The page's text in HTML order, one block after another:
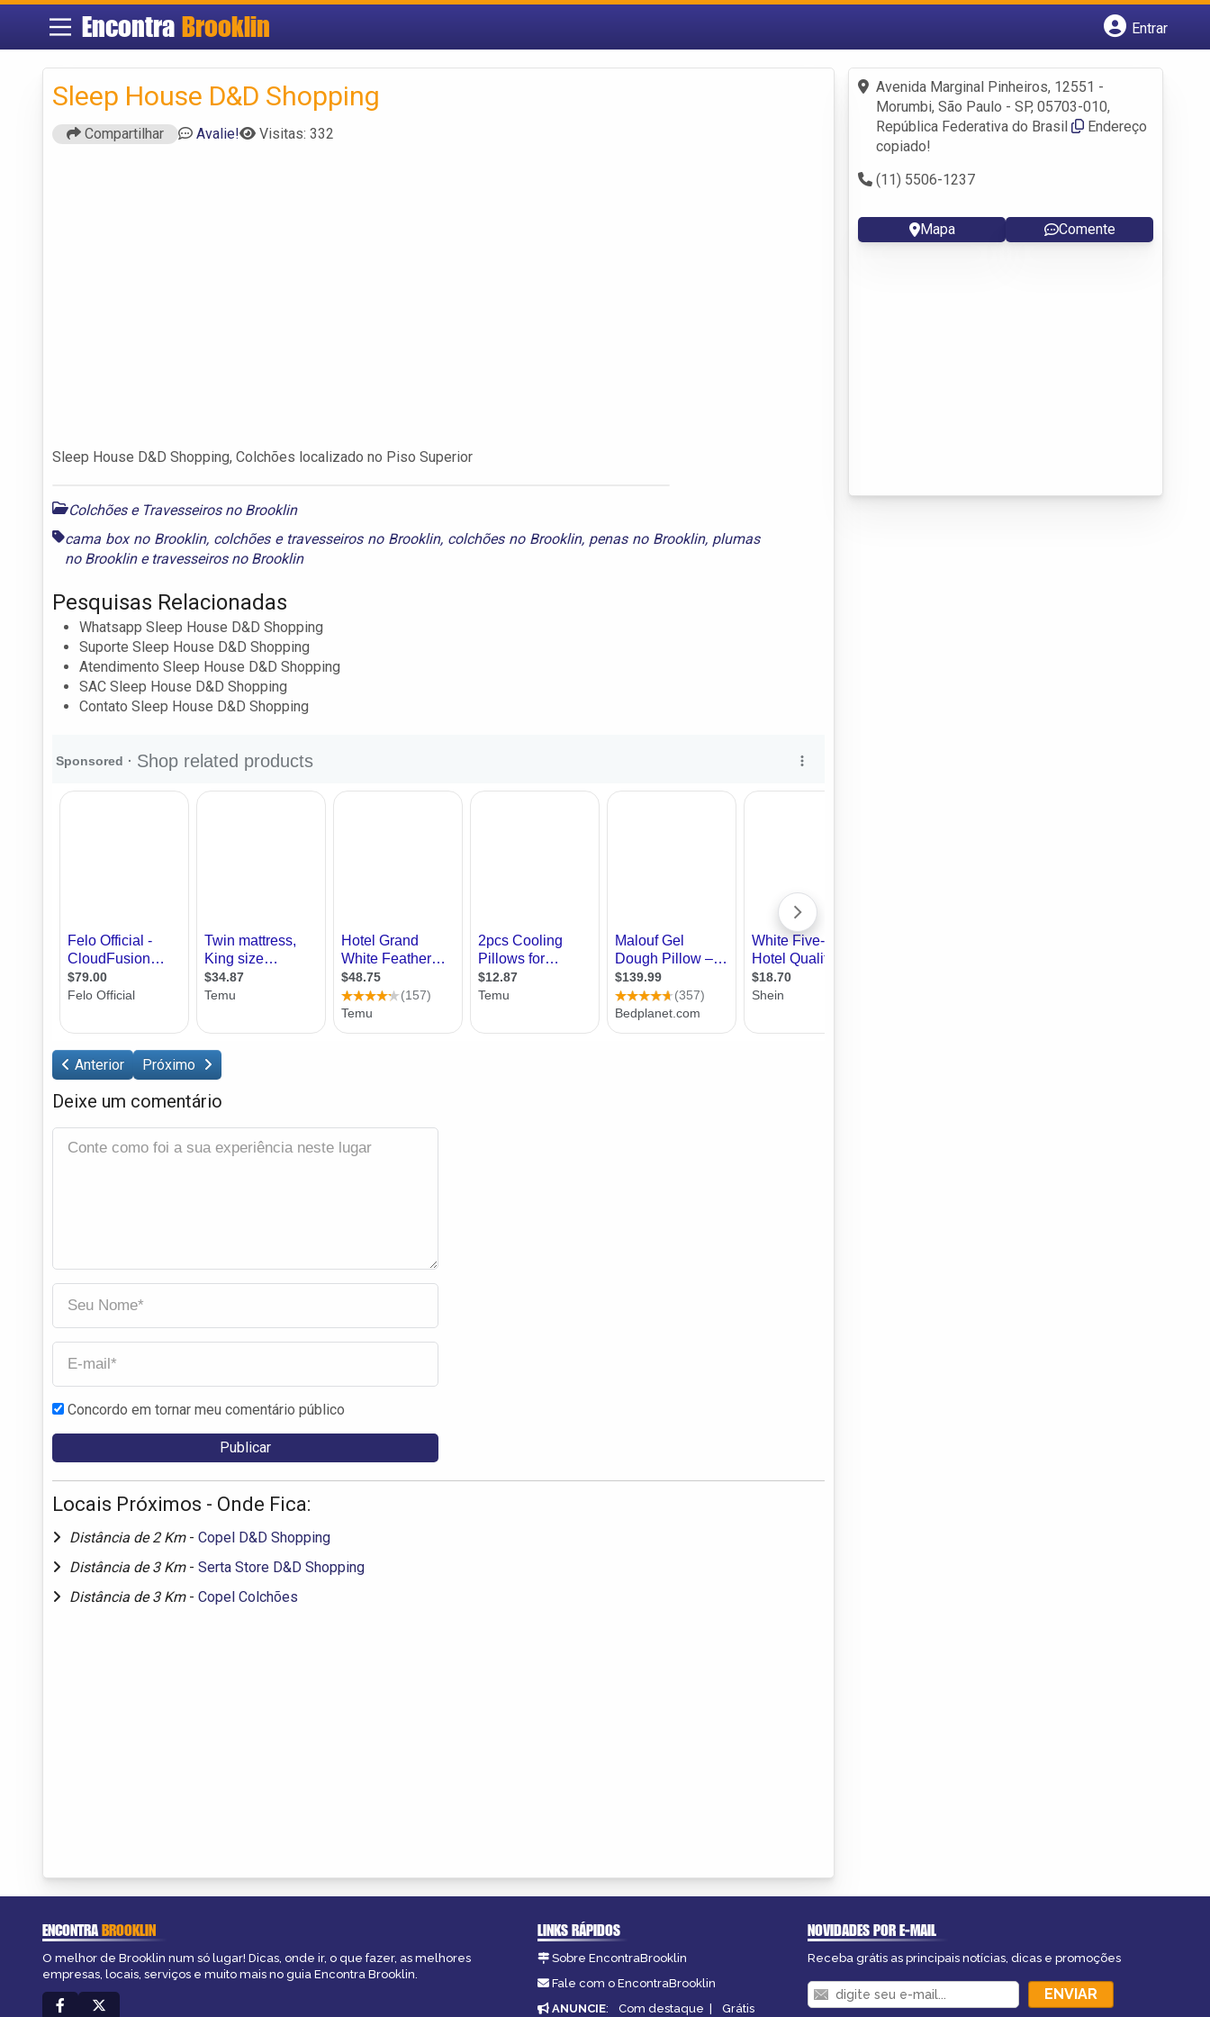
Encontra Brooklin
Entrar
Fazer login
Criar conta
Sleep House D&D Shopping
Compartilhar Avalie! Visitas: 332
Sleep House D&D Shopping, Colchões localizado no Piso Superior
Colchões e Travesseiros no Brooklin
cama box no Brooklin, colchões e travesseiros no Brooklin, colchões no Brooklin, penas no Brooklin, plumas
no Brookline travesseiros no Brooklin
Pesquisas Relacionadas
Whatsapp Sleep House D&D Shopping
Suporte Sleep House D&D Shopping
Atendimento Sleep House D&D Shopping
SAC Sleep House D&D Shopping
Contato Sleep House D&D Shopping
Anterior Próximo
Deixe um comentário
Concordo em tornar meu comentário público
Locais Próximos - Onde Fica:
Distância de 2 Km - Copel D&D Shopping
Distância de 3 Km - Serta Store D&D Shopping
Distância de 3 Km - Copel Colchões
Avenida Marginal Pinheiros, 12551 -
Morumbi, São Paulo - SP, 05703-010,
República Federativa do Brasil
Endereço
copiado!
(11) 5506-1237
Mapa Comente
ENCONTRABROOKLIN
O melhor de Brooklin num só lugar! Dicas, onde ir, o que fazer, as melhores
empresas, locais, serviços e muito mais no guia Encontra Brooklin.
LINKS RÁPIDOS
Sobre EncontraBrooklin
Fale com o EncontraBrooklin
ANUNCIE: Com destaque | Grátis
NOVIDADES POR E-MAIL
Receba grátis as principais notícias, dicas e promoções